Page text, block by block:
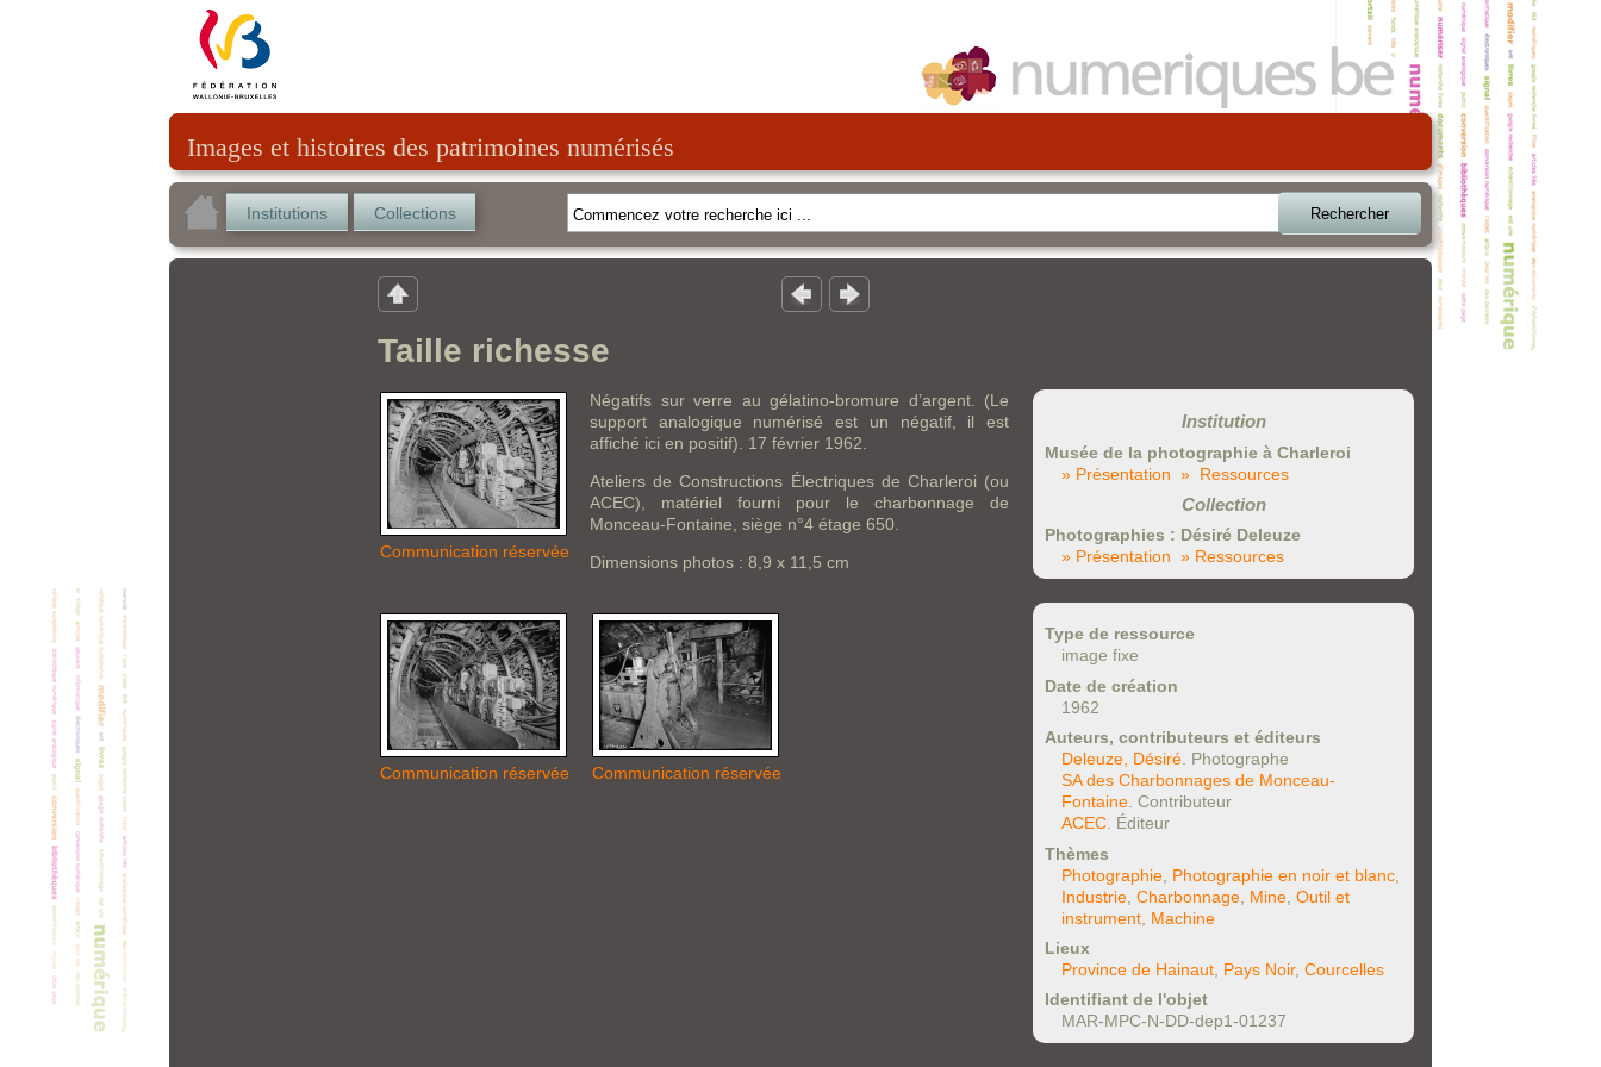
Images et histoires des patrimoines numérisés
Institutions Collections Rechercher
Taille richesse
Communication réservée
Négatifs sur verre au gélatino-bromure d’argent. (Le
support analogique numérisé est un négatif, il est
affiché ici en positif). 17 février 1962.
Ateliers de Constructions Électriques de Charleroi (ou
ACEC), matériel fourni pour le charbonnage de
Monceau-Fontaine, siège n°4 étage 650.
Dimensions photos : 8,9 x 11,5 cm
Communication réservée Communication réservée
Institution
Musée de la photographie à Charleroi
» Présentation » Ressources
Collection
Photographies : Désiré Deleuze
» Présentation » Ressources
Type de ressource
image fixe
Date de création
1962
Auteurs, contributeurs et éditeurs
Deleuze, Désiré. Photographe
SA des Charbonnages de Monceau-
Fontaine. Contributeur
ACEC. Éditeur
Thèmes
Photographie Photographie en noir et blanc
Industrie Charbonnage Mine Outil et
instrument Machine
Lieux
Province de Hainaut Pays Noir, Courcelles
Identifiant de l'objet
MAR-MPC-N-DD-dep1-01237